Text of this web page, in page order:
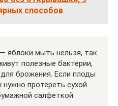
способов
яблоки мыть нельзя, так
полезные бактерии,
брожения. Если плоды
нужно протереть сухой
салфеткой.